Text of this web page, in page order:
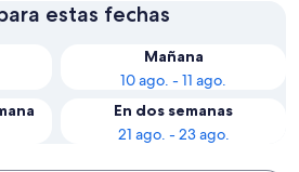
estas fechas
Mañana
10 ago. - 11 ago.
En dos semanas
21 ago. - 23 ago.